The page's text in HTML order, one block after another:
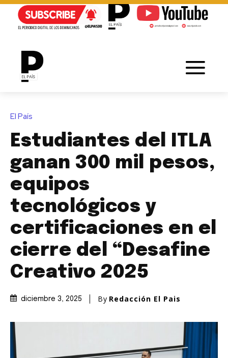
El País
Estudiantes del ITLA
ganan 300 mil pesos,
equipos
tecnológicos y
certificaciones en el
cierre del “Desafine
Creativo 2025
diciembre 3, 2025 By Redacción El Pais